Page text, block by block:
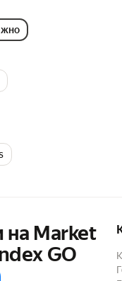
на Market
GO